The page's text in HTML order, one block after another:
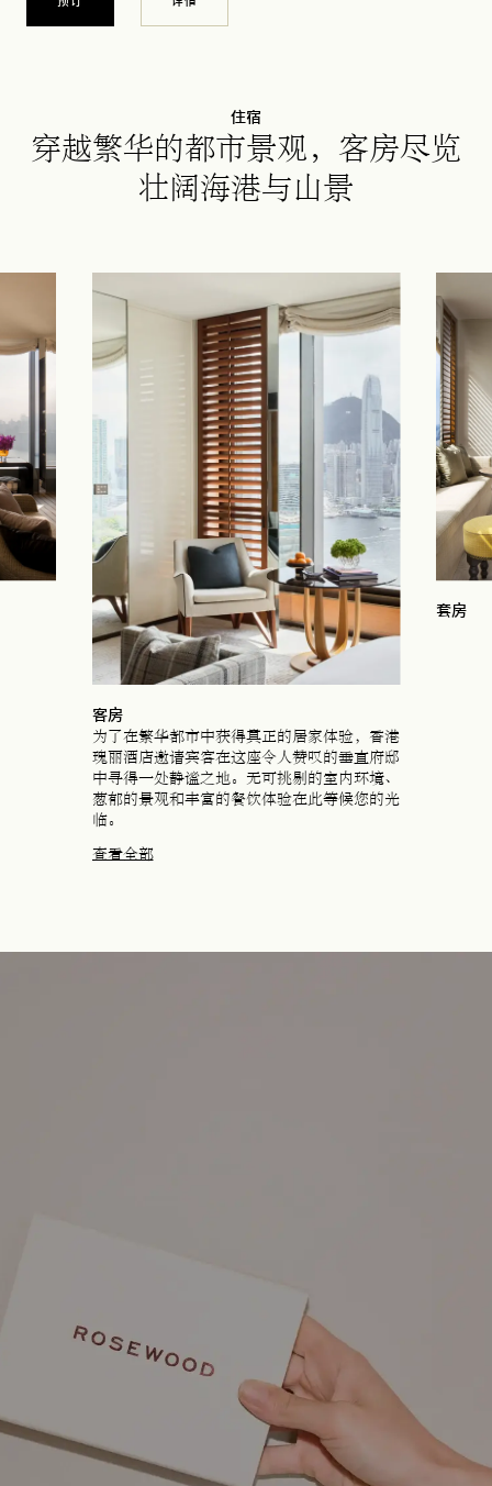
住宿
穿越繁华的都市景观，客房尽览
壮阔海港与山景
客房
为了在繁华都市中获得真正的居家体验，香港
瑰丽酒店邀请宾客在这座令人赞叹的垂直府邸
中寻得一处静谧之地。无可挑剔的室内环境、
葱郁的景观和丰富的餐饮体验在此等候您的光
临。
查看全部
套房